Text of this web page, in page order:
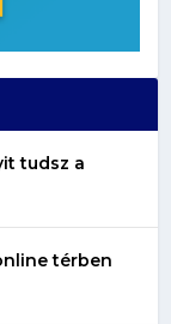
tudsz a
térben